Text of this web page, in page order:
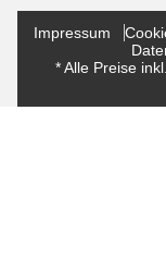
Impressum
* Alle Preise